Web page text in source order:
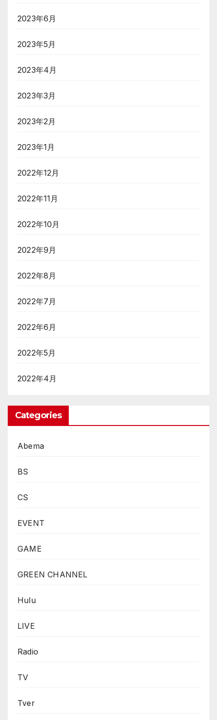
2023年6月
2023年5月
2023年4月
2023年3月
2023年2月
2023年1月
2022年12月
2022年11月
2022年10月
2022年9月
2022年8月
2022年7月
2022年6月
2022年5月
2022年4月
Categories
Abema
BS
CS
EVENT
GAME
GREEN CHANNEL
Hulu
LIVE
Radio
TV
Tver